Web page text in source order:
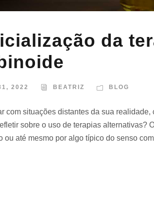
da
2022 BEATRIZ BLOG
com situações distantes da sua
sobre o uso de terapias alternativas?
ou até mesmo por algo típico do senso